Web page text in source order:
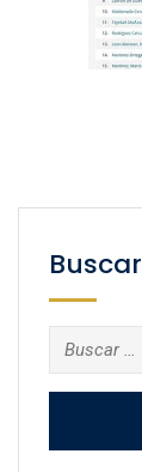
Buscar
Buscar: